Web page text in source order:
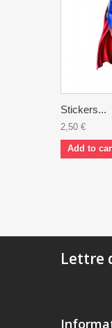
Stickers...
2,50 €
Add to
Lettre